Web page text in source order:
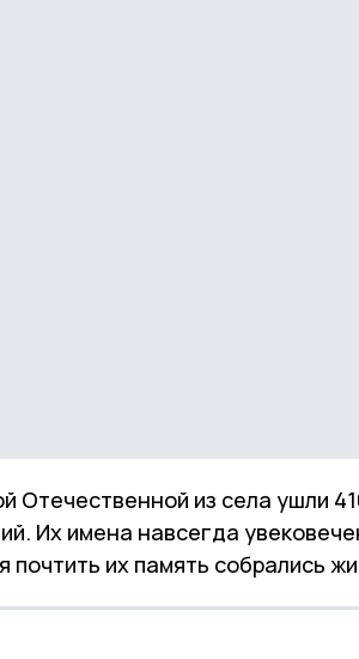
Отечественной из села ушли
Их имена навсегда
почтить их память собрались